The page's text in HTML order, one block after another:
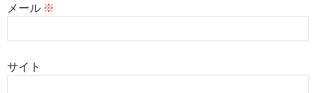
メール ※
サイト